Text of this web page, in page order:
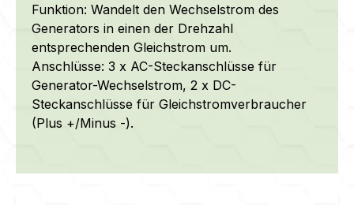
Funktion: Wandelt den Wechselstrom des
Generators in einen der Drehzahl
entsprechenden Gleichstrom um.
Anschlüsse: 3 x AC-Steckanschlüsse für
Generator-Wechselstrom, 2 x DC-
Steckanschlüsse für Gleichstromverbraucher
(Plus +/Minus -).